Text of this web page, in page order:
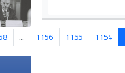
1154
1155
1156
...